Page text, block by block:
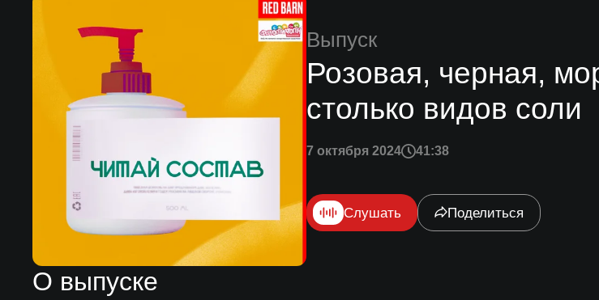
Выпуск
Розовая, черная,
столько видов соли
7 октября 2024 41:38
Слушать Поделиться
О выпуске